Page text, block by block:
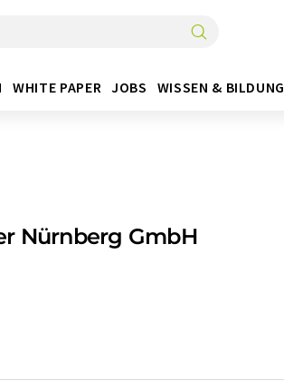
WHITE PAPER JOBS WISSEN & BILDUNG
Nürnberg GmbH